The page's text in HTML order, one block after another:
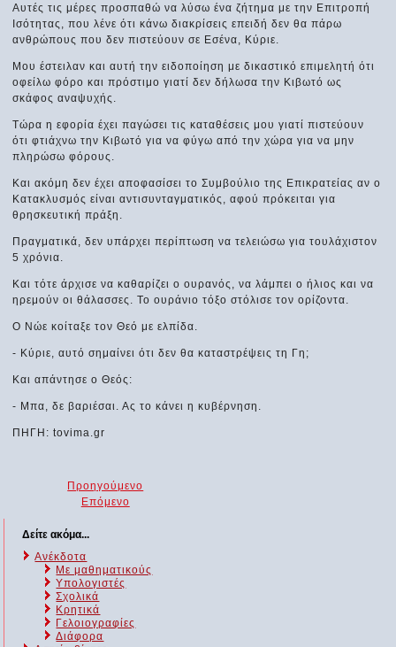
Αυτές τις μέρες προσπαθώ να λύσω ένα ζήτημα με την Επιτροπή
Ισότητας, που λένε ότι κάνω διακρίσεις επειδή δεν θα πάρω
ανθρώπους που δεν πιστεύουν σε Εσένα, Κύριε.
Μου έστειλαν και αυτή την ειδοποίηση με δικαστικό επιμελητή ότι
οφείλω φόρο και πρόστιμο γιατί δεν δήλωσα την Κιβωτό ως
σκάφος αναψυχής.
Τώρα η εφορία έχει παγώσει τις καταθέσεις μου γιατί πιστεύουν
ότι φτιάχνω την Κιβωτό για να φύγω από την χώρα για να μην
πληρώσω φόρους.
Και ακόμη δεν έχει αποφασίσει το Συμβούλιο της Επικρατείας αν ο
Κατακλυσμός είναι αντισυνταγματικός, αφού πρόκειται για
θρησκευτική πράξη.
Πραγματικά, δεν υπάρχει περίπτωση να τελειώσω για τουλάχιστον
5 χρόνια.
Και τότε άρχισε να καθαρίζει ο ουρανός, να λάμπει ο ήλιος και να
ηρεμούν οι θάλασσες. Το ουράνιο τόξο στόλισε τον ορίζοντα.
Ο Νώε κοίταξε τον Θεό με ελπίδα.
- Κύριε, αυτό σημαίνει ότι δεν θα καταστρέψεις τη Γη;
Και απάντησε ο Θεός:
- Μπα, δε βαριέσαι. Ας το κάνει η κυβέρνηση.
ΠΗΓΗ: tovima.gr
Προηγούμενο
Επόμενο
Δείτε ακόμα...
Ανέκδοτα
Με μαθηματικούς
Υπολογιστές
Σχολικά
Κρητικά
Γελοιογραφίες
Διάφορα